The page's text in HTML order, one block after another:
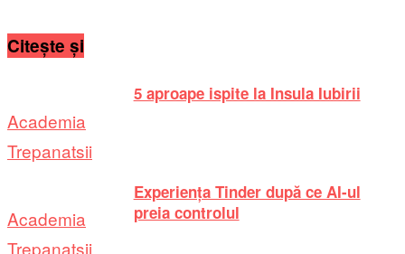
Citește și
Academia
Trepanatsii
5 aproape ispite la Insula Iubirii
Academia
Trepanatsii
Experiența Tinder după ce AI-ul
preia controlul